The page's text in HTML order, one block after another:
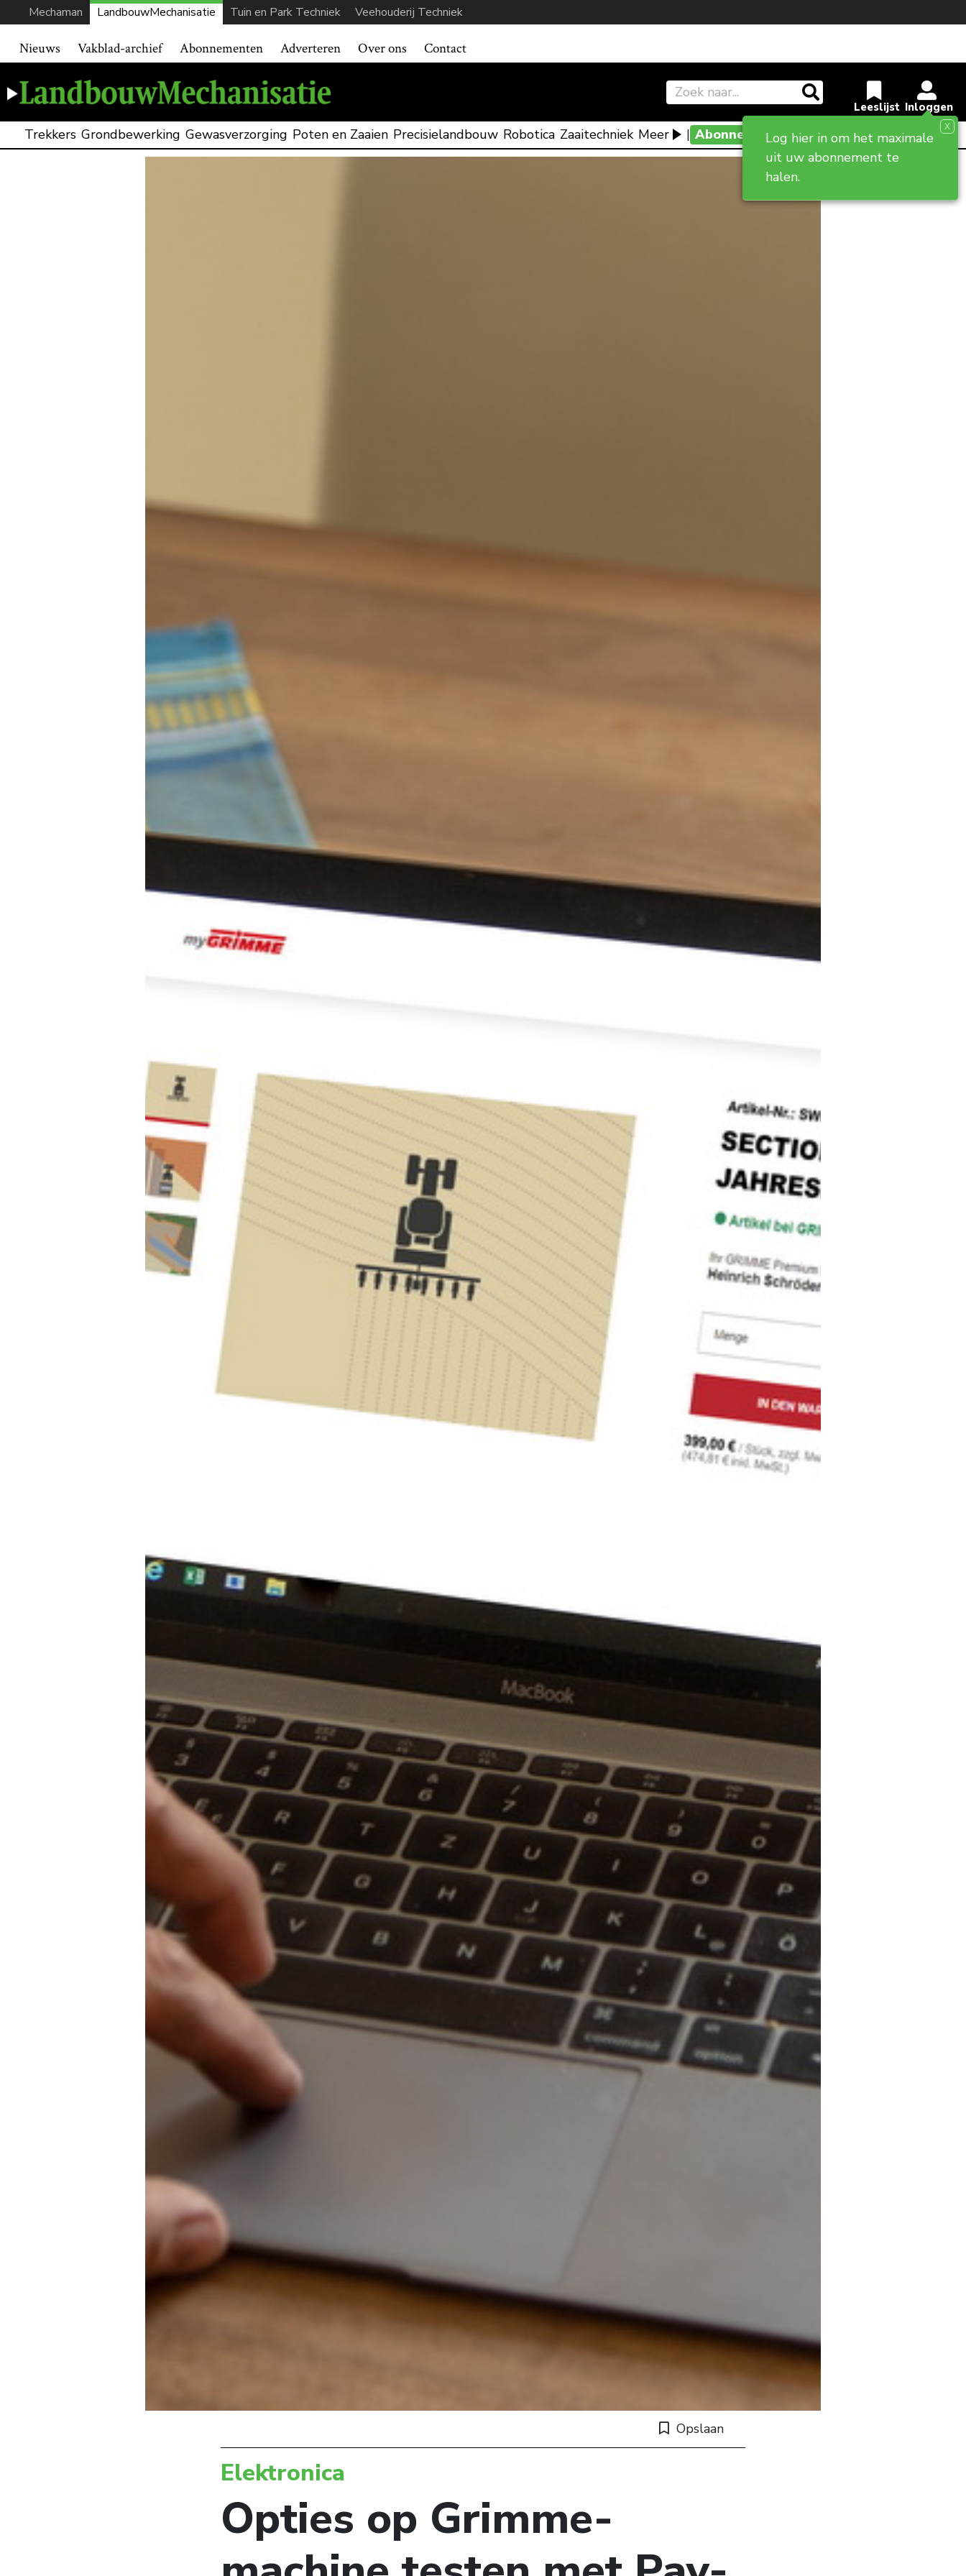
Mechaman LandbouwMechanisatie Tuin en Park Techniek Veehouderij Techniek
Nieuws Vakblad-archief Abonnementen Adverteren Over ons Contact
Log hier in om het maximale
uit uw abonnement te
halen.
X
Trekkers Grondbewerking Gewasverzorging Poten en Zaaien Precisielandbouw Robotica Zaaitechniek Meer | Abonneevoordeel
Opslaan
Elektronica
Opties op Grimme-